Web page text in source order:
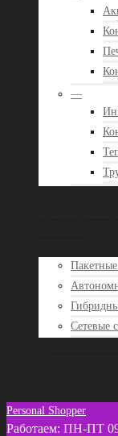
—
Сетевые
Personal Shopper
Работаем: ПН-ПТ